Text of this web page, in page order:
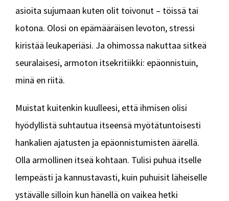
asioita sujumaan kuten olit toivonut – töissä tai
kotona. Olosi on epämääräisen levoton, stressi
kiristää leukaperiäsi. Ja ohimossa nakuttaa sitkeä
seuralaisesi, armoton itsekritiikki: epäonnistuin,
minä en riitä.
Muistat kuitenkin kuulleesi, että ihmisen olisi
hyödyllistä suhtautua itseensä myötätuntoisesti
hankalien ajatusten ja epäonnistumisten äärellä.
Olla armollinen itseä kohtaan. Tulisi puhua itselle
lempeästi ja kannustavasti, kuin puhuisit läheiselle
ystävälle silloin kun hänellä on vaikea hetki